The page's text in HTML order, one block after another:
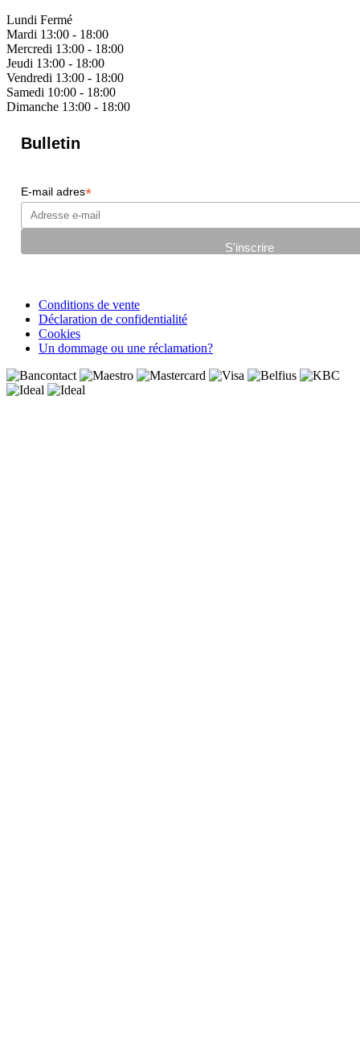
Lundi Fermé
Mardi 13:00 - 18:00
Mercredi 13:00 - 18:00
Jeudi 13:00 - 18:00
Vendredi 13:00 - 18:00
Samedi 10:00 - 18:00
Dimanche 13:00 - 18:00
Bulletin
E-mail adres*
Conditions de vente
Déclaration de confidentialité
Cookies
Un dommage ou une réclamation?